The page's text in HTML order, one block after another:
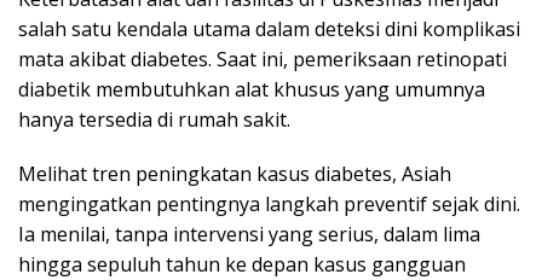
salah satu kendala utama dalam deteksi dini komplikasi
mata akibat diabetes. Saat ini, pemeriksaan retinopati
diabetik membutuhkan alat khusus yang umumnya
hanya tersedia di rumah sakit.
Melihat tren peningkatan kasus diabetes, Asiah
mengingatkan pentingnya langkah preventif sejak dini.
Ia menilai, tanpa intervensi yang serius, dalam lima
hingga sepuluh tahun ke depan kasus gangguan